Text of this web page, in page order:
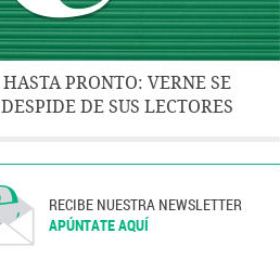
HASTA PRONTO: VERNE SE
DESPIDE DE SUS LECTORES
RECIBE NUESTRA NEWSLETTER
APÚNTATE AQUÍ